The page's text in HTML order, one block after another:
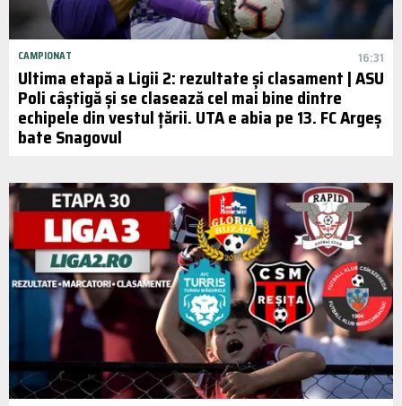
CAMPIONAT 16:31
Ultima etapă a Ligii 2: rezultate și clasament | ASU
Poli câștigă și se clasează cel mai bine dintre
echipele din vestul țării. UTA e abia pe 13. FC Argeș
bate Snagovul